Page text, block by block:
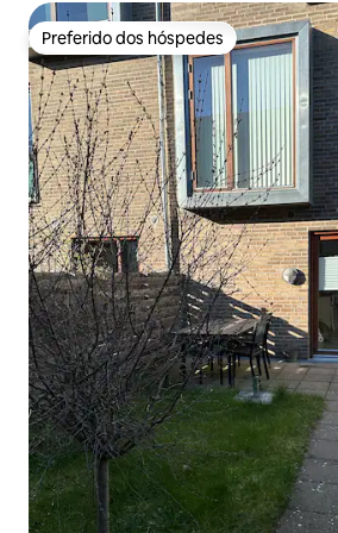
Preferido dos hóspedes
Preferido dos hóspedes